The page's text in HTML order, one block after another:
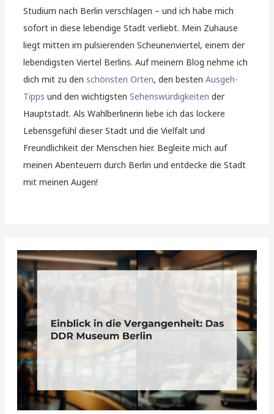
Studium nach Berlin verschlagen – und ich habe mich
sofort in diese lebendige Stadt verliebt. Mein Zuhause
liegt mitten im pulsierenden Scheunenviertel, einem der
lebendigsten Viertel Berlins. Auf meinem Blog nehme ich
dich mit zu denschönsten Orten, den bestenAusgeh-
Tipps und den wichtigstenSehenswürdigkeiten der
Hauptstadt. Als Wahlberlinerin liebe ich das lockere
Lebensgefühl dieser Stadt und die Vielfalt und
Freundlichkeit der Menschen hier. Begleite mich auf
meinen Abenteuern durch Berlin und entdecke die Stadt
mit meinen Augen!